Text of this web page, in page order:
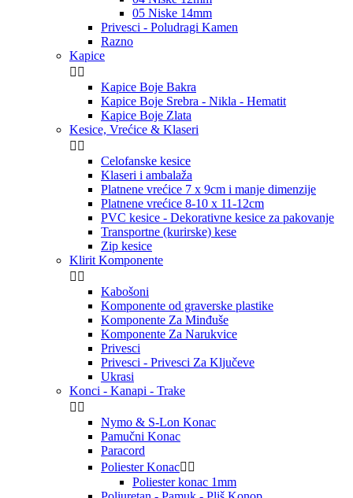
05 Niske 14mm
Privesci - Poludragi Kamen
Razno
Kapice
 
Kapice Boje Bakra
Kapice Boje Srebra - Nikla - Hematit
Kapice Boje Zlata
Kesice, Vrećice & Klaseri
 
Celofanske kesice
Klaseri i ambalaža
Platnene vrećice 7 x 9cm i manje dimenzije
Platnene vrećice 8-10 x 11-12cm
PVC kesice - Dekorativne kesice za pakovanje
Transportne (kurirske) kese
Zip kesice
Klirit Komponente
 
Kabošoni
Komponente od graverske plastike
Komponente Za Minđuše
Komponente Za Narukvice
Privesci
Privesci - Privesci Za Ključeve
Ukrasi
Konci - Kanapi - Trake
 
Nymo & S-Lon Konac
Pamučni Konac
Paracord
Poliester Konac 
Poliester konac 1mm